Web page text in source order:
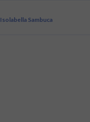
Isolabella Sambuca